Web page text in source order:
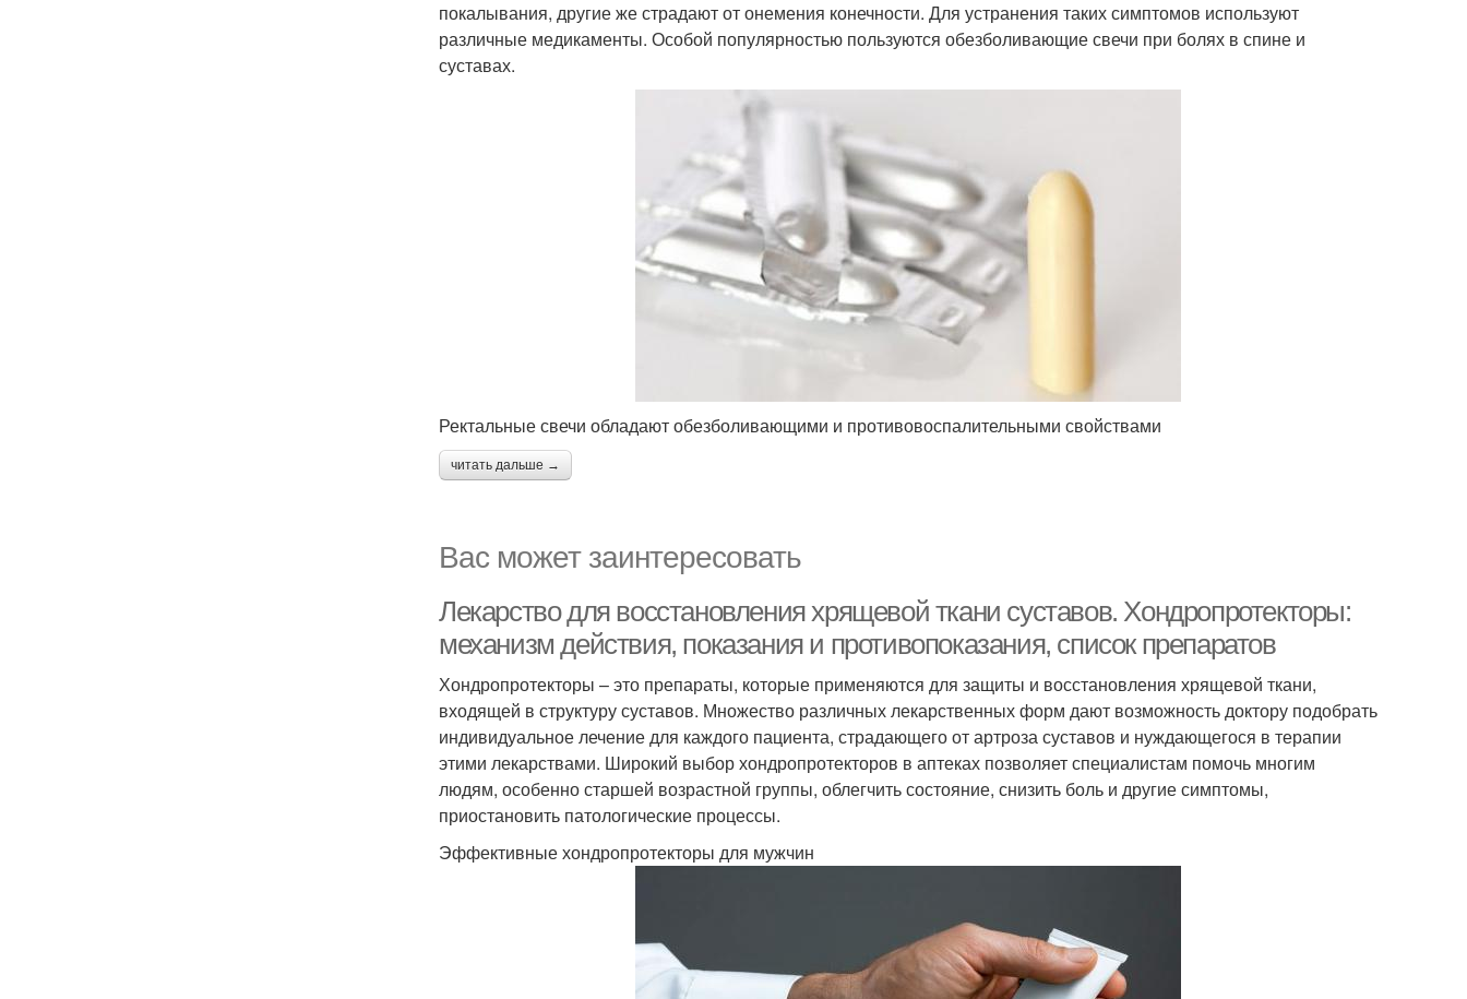
покалывания, другие же страдают от онемения конечности. Для устранения таких симптомов используют
различные медикаменты. Особой популярностью пользуются обезболивающие свечи при болях в спине и
суставах.
Ректальные свечи обладают обезболивающими и противовоспалительными свойствами
читать дальше →
Вас может заинтересовать
Лекарство для восстановления хрящевой ткани суставов. Хондропротекторы:
механизм действия, показания и противопоказания, список препаратов
Хондропротекторы – это препараты, которые применяются для защиты и восстановления хрящевой ткани,
входящей в структуру суставов. Множество различных лекарственных форм дают возможность доктору подобрать
индивидуальное лечение для каждого пациента, страдающего от артроза суставов и нуждающегося в терапии
этими лекарствами. Широкий выбор хондропротекторов в аптеках позволяет специалистам помочь многим
людям, особенно старшей возрастной группы, облегчить состояние, снизить боль и другие симптомы,
приостановить патологические процессы.
Эффективные хондропротекторы для мужчин